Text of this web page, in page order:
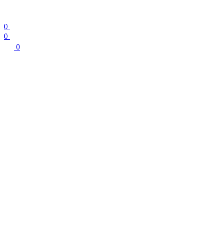
0
0
0